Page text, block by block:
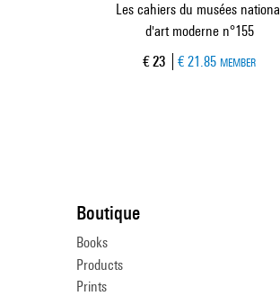
Les cahiers du musées national
d'art moderne n°155
Current price
€ 23 € 21.85 MEMBER
Boutique
Books
Products
Prints